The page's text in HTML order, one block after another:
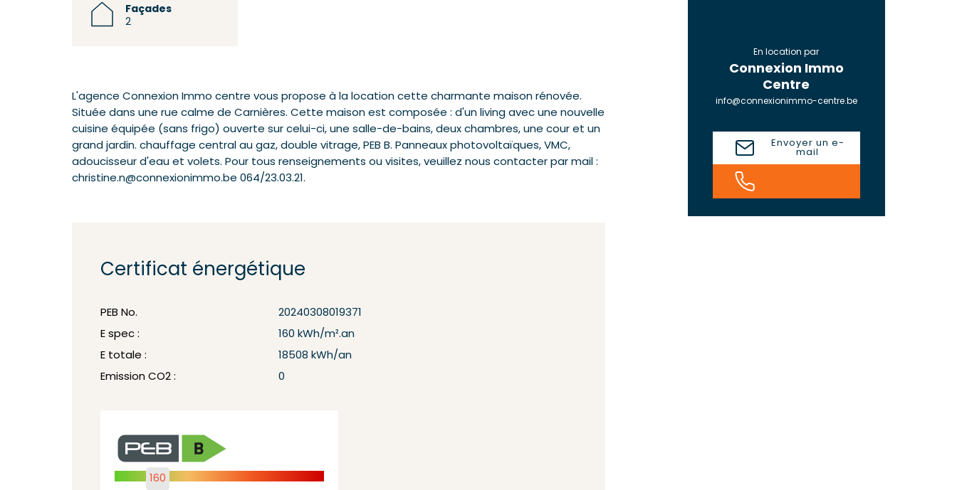
Façades
2
L'agence Connexion Immo centre vous propose à la location cette charmante maison rénovée.
Située dans une rue calme de Carnières. Cette maison est composée : d'un living avec une nouvelle
cuisine équipée (sans frigo) ouverte sur celui-ci, une salle-de-bains, deux chambres, une cour et un
grand jardin. chauffage central au gaz, double vitrage, PEB B. Panneaux photovoltaïques, VMC,
adoucisseur d'eau et volets. Pour tous renseignements ou visites, veuillez nous contacter par mail :
christine.n@connexionimmo.be 064/23.03.21.
Certificat énergétique
PEB No.
20240308019371
E spec :
160 kWh/m².an
E totale :
18508 kWh/an
Emission CO2 :
0
160
En location par
Connexion Immo
Centre
info@connexionimmo-centre.be
Envoyer un e-
mail